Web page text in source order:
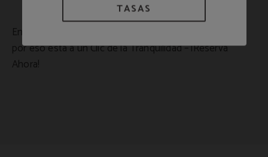
En Hotel Sant Pau, su Seguridad es nuestra Prioridad
por eso está a un Clic de la Tranquilidad – ¡Reserva
Ahora!
TASAS